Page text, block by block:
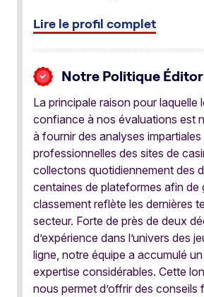
Lire le profil complet
Notre Politique
La principale raison pour laquelle
confiance à nos évaluations est
à fournir des analyses impartiales
professionnelles des sites de
collectons quotidiennement des
centaines de plateformes afin de
classement reflète les dernières
secteur. Forte de près de deux
d’expérience dans l’univers des
ligne, notre équipe a accumulé
expertise considérables. Cette
nous permet d’offrir des conseils